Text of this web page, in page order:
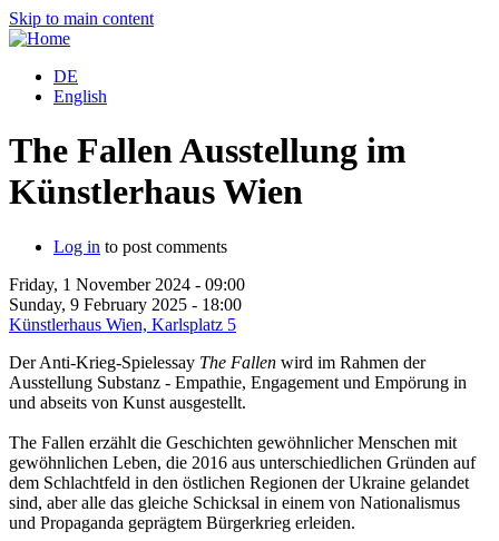
Skip to main content
DE
English
The Fallen Ausstellung im
Künstlerhaus Wien
Log in to post comments
Friday, 1 November 2024 - 09:00
Sunday, 9 February 2025 - 18:00
Künstlerhaus Wien, Karlsplatz 5
Der Anti-Krieg-Spielessay The Fallen wird im Rahmen der
Ausstellung Substanz - Empathie, Engagement und Empörung in
und abseits von Kunst ausgestellt.
The Fallen erzählt die Geschichten gewöhnlicher Menschen mit
gewöhnlichen Leben, die 2016 aus unterschiedlichen Gründen auf
dem Schlachtfeld in den östlichen Regionen der Ukraine gelandet
sind, aber alle das gleiche Schicksal in einem von Nationalismus
und Propaganda geprägtem Bürgerkrieg erleiden.